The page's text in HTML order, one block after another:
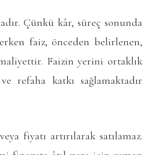
Çünkü kâr, süreç sonunda
faiz, önceden belirlenen,
Faizin yerini ortaklık
refaha katkı sağlamaktadır
fiyatı artırılarak satılamaz.